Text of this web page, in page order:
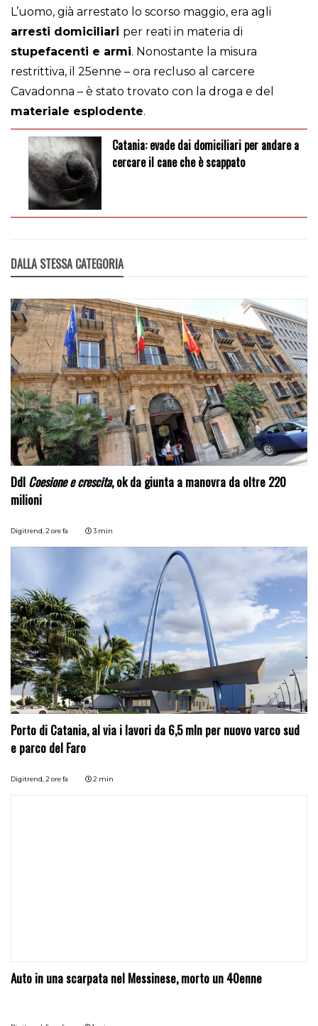
L’uomo, già arrestato lo scorso maggio, era agli
arresti domiciliari per reati in materia di
stupefacenti e armi. Nonostante la misura
restrittiva, il 25enne – ora recluso al carcere
Cavadonna – è stato trovato con la droga e del
materiale esplodente.
Catania: evade dai domiciliari per andare a
cercare il cane che è scappato
DALLA STESSA CATEGORIA
Ddl Coesione e crescita, ok da giunta a manovra da oltre 220
milioni
Digitrend, 2 ore fa 3 min
Porto di Catania, al via i lavori da 6,5 mln per nuovo varco sud
e parco del Faro
Digitrend, 2 ore fa 2 min
Auto in una scarpata nel Messinese, morto un 40enne